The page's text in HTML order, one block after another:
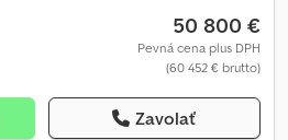
50 800 €
Pevná cena plus DPH
(60 452 € brutto)
Zavolať